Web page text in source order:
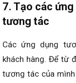
7. Tạo các
tương tác
Các ứng dụng
khách hàng. Để từ
tương tác của